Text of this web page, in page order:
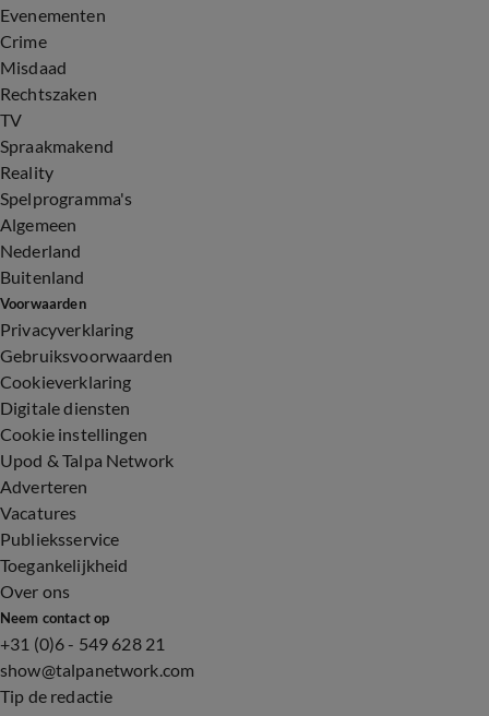
Evenementen
Crime
Misdaad
Rechtszaken
TV
Spraakmakend
Reality
Spelprogramma's
Algemeen
Nederland
Buitenland
Voorwaarden
Privacyverklaring
Gebruiksvoorwaarden
Cookieverklaring
Digitale diensten
Cookie instellingen
Upod & Talpa Network
Adverteren
Vacatures
Publieksservice
Toegankelijkheid
Over ons
Neem contact op
+31 (0)6 - 549 628 21
show@talpanetwork.com
Tip de redactie